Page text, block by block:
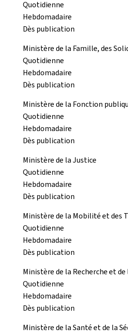
Quotidienne
Hebdomadaire
Dès publication
Ministère de la Famille, des
Quotidienne
Hebdomadaire
Dès publication
Ministère de la Fonction
Quotidienne
Hebdomadaire
Dès publication
Ministère de la Justice
Quotidienne
Hebdomadaire
Dès publication
Ministère de la Mobilité et des
Quotidienne
Hebdomadaire
Dès publication
Ministère de la Recherche et
Quotidienne
Hebdomadaire
Dès publication
Ministère de la Santé et de la